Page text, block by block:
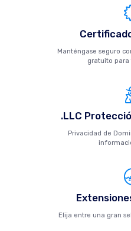
Manténgase seguro
gratuito para
.LLC
Privacidad de
Elija entre una gran